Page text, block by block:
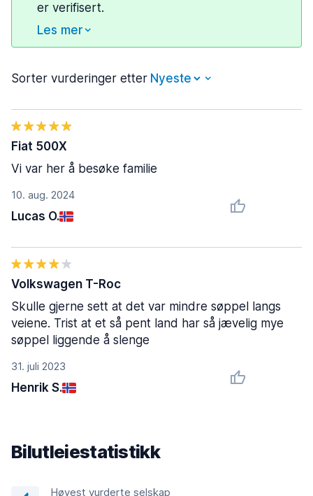
er verifisert.
Les mer
Sorter vurderinger etter
10. aug. 2024
Lucas O.
Fiat 500X
Vi var her å besøke familie
31. juli 2023
Henrik S.
Volkswagen T-Roc
Skulle gjerne sett at det var mindre søppel langs
veiene. Trist at et så pent land har så jævelig mye
søppel liggende å slenge
Bilutleiestatistikk
Høyest vurderte selskap